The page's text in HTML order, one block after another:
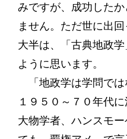
みですが、成功した
ません。ただ世に出
大半は、「古典地政
ように思います。
「地政学は学問では
１９５０～７０年代
大物学者、ハンスモ